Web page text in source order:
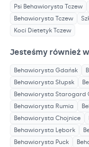
Psi Behawiorysta Tczew
Behawiorysta Tczew
Koci Dietetyk Tczew
Jesteśmy również
Behawiorysta Gdańsk
Behawiorysta Słupsk
Behawiorysta Starogard
Behawiorysta Rumia
Behawiorysta Chojnice
Behawiorysta Lębork
Behawiorysta Puck